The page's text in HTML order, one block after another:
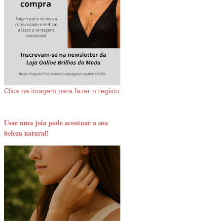
Clica na imagem para fazer o registo
Usar uma joia pode acentuar a sua
beleza natural!